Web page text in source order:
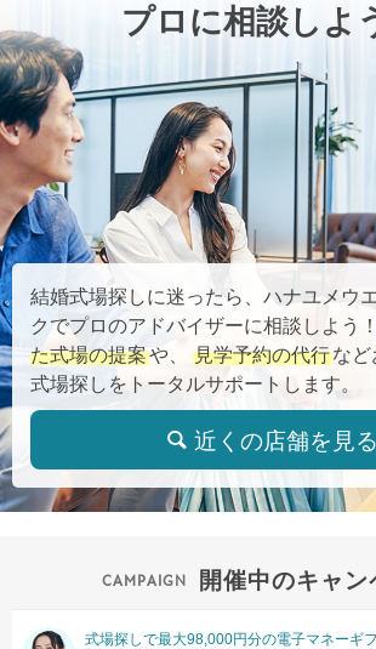
プロに相談しよ
結婚式場探しに迷ったら、ハナユメウ
クでプロのアドバイザーに相談しよう！
た式場の提案や、 見学予約の代行など
式場探しをトータルサポートします。
近くの店舗を見る
開催中のキャン
式場探しで最大98,000円分の電子マネーギ